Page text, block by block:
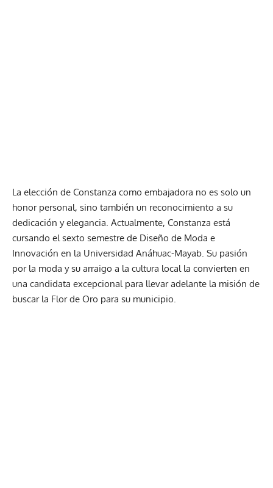
La elección de Constanza como embajadora no es solo un
honor personal, sino también un reconocimiento a su
dedicación y elegancia. Actualmente, Constanza está
cursando el sexto semestre de Diseño de Moda e
Innovación en la Universidad Anáhuac-Mayab. Su pasión
por la moda y su arraigo a la cultura local la convierten en
una candidata excepcional para llevar adelante la misión de
buscar la Flor de Oro para su municipio.